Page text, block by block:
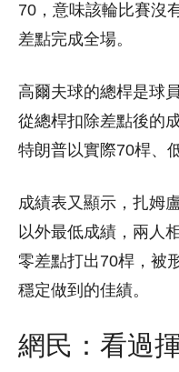
70，意味該輪比賽沒
差點完成全場。
高爾夫球的總桿是球
從總桿扣除差點後的
特朗普以實際70桿、
成績表又顯示，扎姆
以外最低成績，兩人
零差點打出70桿，被
穩定做到的佳績。
網民：看過